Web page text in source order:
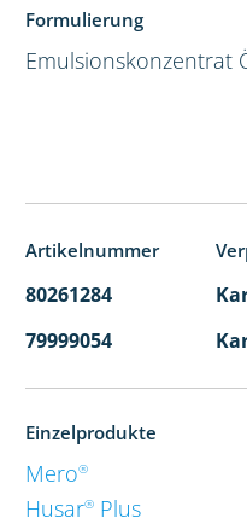
Formulierung
Emulsionskonzentrat
Artikelnummer
80261284
79999054
Einzelprodukte
Mero®
Husar® Plus